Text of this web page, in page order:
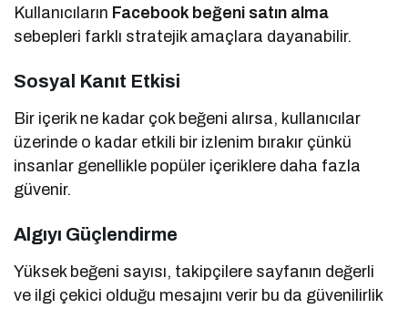
Kullanıcıların Facebook beğeni satın alma
sebepleri farklı stratejik amaçlara dayanabilir.
Sosyal Kanıt Etkisi
Bir içerik ne kadar çok beğeni alırsa, kullanıcılar
üzerinde o kadar etkili bir izlenim bırakır çünkü
insanlar genellikle popüler içeriklere daha fazla
güvenir.
Algıyı Güçlendirme
Yüksek beğeni sayısı, takipçilere sayfanın değerli
ve ilgi çekici olduğu mesajını verir bu da güvenilirlik